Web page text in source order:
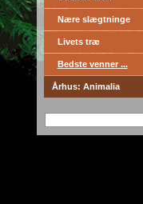
Nære slægtninge
Livets træ
Bedste venner ...
Århus: Animalia